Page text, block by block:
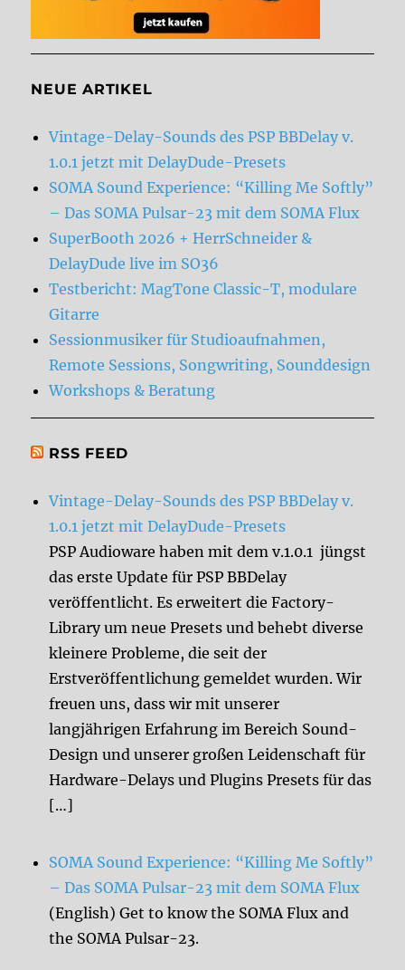
NEUE ARTIKEL
Vintage-Delay-Sounds des PSP BBDelay v.
1.0.1 jetzt mit DelayDude-Presets
SOMA Sound Experience: “Killing Me Softly”
– Das SOMA Pulsar-23 mit dem SOMA Flux
SuperBooth 2026 + HerrSchneider &
DelayDude live im SO36
Testbericht: MagTone Classic-T, modulare
Gitarre
Sessionmusiker für Studioaufnahmen,
Remote Sessions, Songwriting, Sounddesign
Workshops & Beratung
RSS FEED
Vintage-Delay-Sounds des PSP BBDelay v.
1.0.1 jetzt mit DelayDude-Presets
PSP Audioware haben mit dem v.1.0.1 jüngst
das erste Update für PSP BBDelay
veröffentlicht. Es erweitert die Factory-
Library um neue Presets und behebt diverse
kleinere Probleme, die seit der
Erstveröffentlichung gemeldet wurden. Wir
freuen uns, dass wir mit unserer
langjährigen Erfahrung im Bereich Sound-
Design und unserer großen Leidenschaft für
Hardware-Delays und Plugins Presets für das
[…]
SOMA Sound Experience: “Killing Me Softly”
– Das SOMA Pulsar-23 mit dem SOMA Flux
(English) Get to know the SOMA Flux and
the SOMA Pulsar-23.